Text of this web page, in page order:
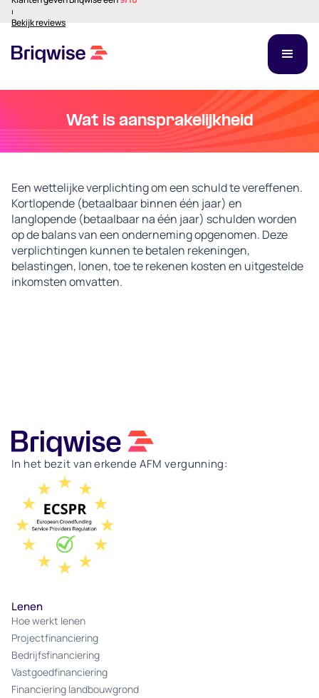
⏐
Bekijk reviews
Wat is aansprakelijkheid
Een wettelijke verplichting om een ​​schuld te vereffenen.
Kortlopende (betaalbaar binnen één jaar) en
langlopende (betaalbaar na één jaar) schulden worden
op de balans van een onderneming opgenomen. Deze
verplichtingen kunnen te betalen rekeningen,
belastingen, lonen, toe te rekenen kosten en uitgestelde
inkomsten omvatten.
In het bezit van erkende AFM vergunning:
Lenen
Hoe werkt lenen
Projectfinanciering
Bedrijfsfinanciering
Vastgoedfinanciering
Financiering landbouwgrond